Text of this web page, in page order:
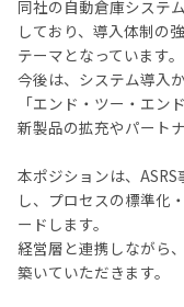
同社の自動倉庫システ
しており、導入体制の
テーマとなっています。
今後は、システム導入
「エンド・ツー・エン
新製品の拡充やパート
本ポジションは、
し、プロセスの標準化
ードします。
経営層と連携しながら
築いていただきます。